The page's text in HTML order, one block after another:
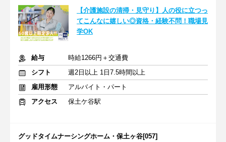
【介護施設の清掃・見守り】人の役に立つっ
てこんなに嬉しい◎資格・経験不問！職場見
学OK
給与
時給1266円＋交通費
シフト
週2日以上 1日7.5時間以上
雇用形態
アルバイト・パート
アクセス
保土ケ谷駅
グッドタイムナーシングホーム・保土ヶ谷[057]